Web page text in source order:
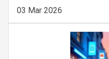
03 Mar 2026